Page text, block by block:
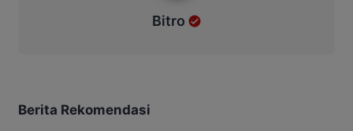
Bitro
Berita Rekomendasi